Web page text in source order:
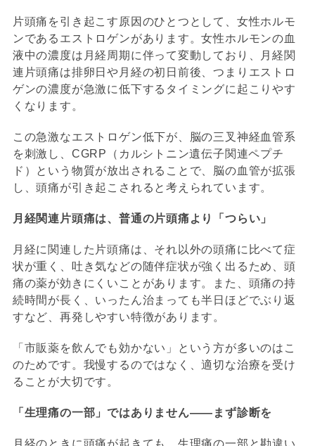
片頭痛を引き起こす原因のひとつとして、女性ホルモ
ンであるエストロゲンがあります。女性ホルモンの血
液中の濃度は月経周期に伴って変動しており、月経関
連片頭痛は排卵日や月経の初日前後、つまりエストロ
ゲンの濃度が急激に低下するタイミングに起こりやす
くなります。
この急激なエストロゲン低下が、脳の三叉神経血管系
を刺激し、CGRP（カルシトニン遺伝子関連ペプチ
ド）という物質が放出されることで、脳の血管が拡張
し、頭痛が引き起こされると考えられています。
月経関連片頭痛は、普通の片頭痛より「つらい」
月経に関連した片頭痛は、それ以外の頭痛に比べて症
状が重く、吐き気などの随伴症状が強く出るため、頭
痛の薬が効きにくいことがあります。また、頭痛の持
続時間が長く、いったん治まっても半日ほどでぶり返
すなど、再発しやすい特徴があります。
「市販薬を飲んでも効かない」という方が多いのはこ
のためです。我慢するのではなく、適切な治療を受け
ることが大切です。
「生理痛の一部」ではありません――まず診断を
月経のときに頭痛が起きても、生理痛の一部と勘違い